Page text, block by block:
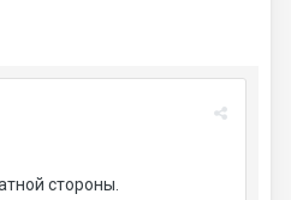
стороны.